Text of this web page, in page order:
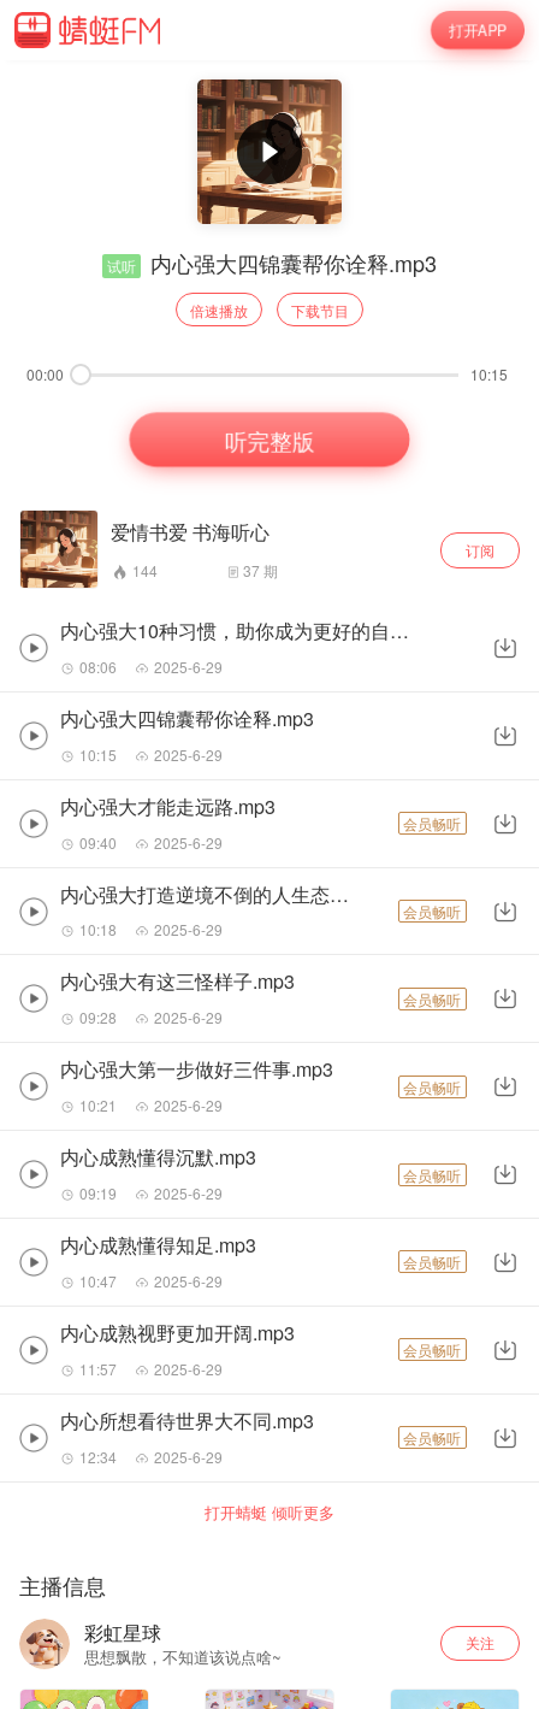
打开APP
试听 内心强大四锦囊帮你诠释.mp3
倍速播放 下载节目
00:00 10:15
听完整版
爱情书爱 书海听心
144 37期
订阅
内心强大10种习惯，助你成为更好的自己.mp3
08:06 2025-6-29
内心强大四锦囊帮你诠释.mp3
10:15 2025-6-29
内心强大才能走远路.mp3
09:40 2025-6-29
会员畅听
内心强大打造逆境不倒的人生态度.mp3
10:18 2025-6-29
会员畅听
内心强大有这三怪样子.mp3
09:28 2025-6-29
会员畅听
内心强大第一步做好三件事.mp3
10:21 2025-6-29
会员畅听
内心成熟懂得沉默.mp3
09:19 2025-6-29
会员畅听
内心成熟懂得知足.mp3
10:47 2025-6-29
会员畅听
内心成熟视野更加开阔.mp3
11:57 2025-6-29
会员畅听
内心所想看待世界大不同.mp3
12:34 2025-6-29
会员畅听
打开蜻蜓 倾听更多
主播信息
彩虹星球
思想飘散，不知道该说点啥~
关注